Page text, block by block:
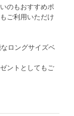
のもおすすめポ
ご利用いただけ
ロングサイズベ
ントとしてもご